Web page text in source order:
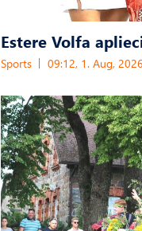
Estere Volfa
Sports 09:12, 1. Aug, 2026